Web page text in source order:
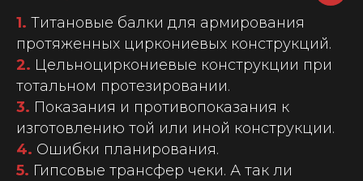
1. Титановые балки для армирования
протяженных циркониевых конструкций.
2. Цельноциркониевые конструкции при
тотальном протезировании.
3. Показания и противопоказания к
изготовлению той или иной конструкции.
4. Ошибки планирования.
5. Гипсовые трансфер чеки. А так ли